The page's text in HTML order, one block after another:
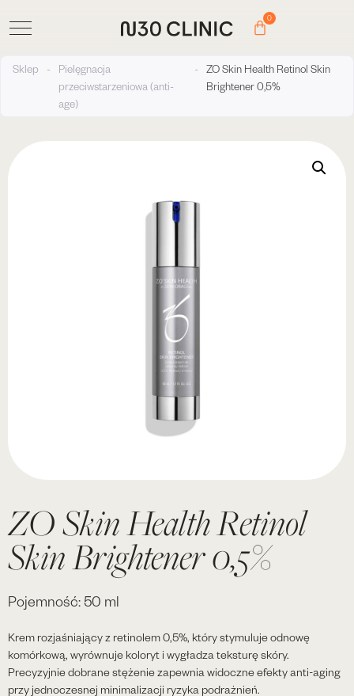
0
Sklep -
Pielęgnacja
przeciwstarzeniowa (anti-
age)
-
ZO Skin Health Retinol Skin
Brightener 0,5%
ZO Skin Health Retinol
Skin Brightener 0,5%
Pojemność: 50 ml
Krem rozjaśniający z retinolem 0,5%, który stymuluje odnowę
komórkową, wyrównuje koloryt i wygładza teksturę skóry.
Precyzyjnie dobrane stężenie zapewnia widoczne efekty anti-aging
przy jednoczesnej minimalizacji ryzyka podrażnień.